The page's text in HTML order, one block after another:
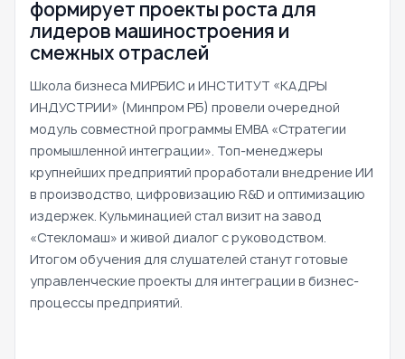
формирует проекты роста для
лидеров машиностроения и
смежных отраслей
Школа бизнеса МИРБИС и ИНСТИТУТ «КАДРЫ
ИНДУСТРИИ» (Минпром РБ) провели очередной
модуль совместной программы EMBA «Стратегии
промышленной интеграции». Топ-менеджеры
крупнейших предприятий проработали внедрение ИИ
в производство, цифровизацию R&D и оптимизацию
издержек. Кульминацией стал визит на завод
«Стекломаш» и живой диалог с руководством.
Итогом обучения для слушателей станут готовые
управленческие проекты для интеграции в бизнес-
процессы предприятий.